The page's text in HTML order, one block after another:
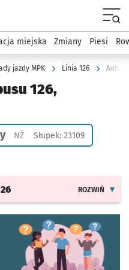
podserwis: Komunikacja
miejska Zmiany Piesi
jazdy MPK Linia 126
126,
NŻPrzystanek na życzenie
Słupek: 23109
ROZWIŃ
w nowej karcie